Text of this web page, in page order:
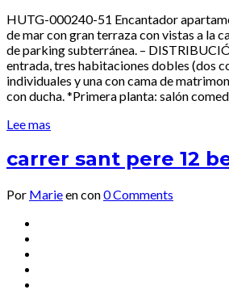
HUTG-000240-51 Encantador
de mar con gran terraza con vistas a la
de parking subterránea. –
entrada, tres habitaciones dobles (dos
individuales y una con cama de
con ducha. *Primera planta: salón
Lee mas
carrer sant pere 12
Por Marieencon0 Comments